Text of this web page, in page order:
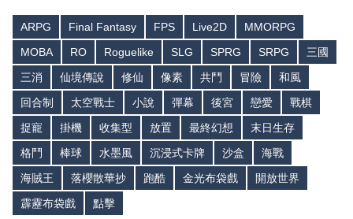
ARPG Final Fantasy FPS Live2D
MMORPG
MOBA
RO Roguelike SLG SPRG SRPG
三國
三消
仙境傳說 修仙 像素 共鬥 冒險
和風
回合制
太空戰士 小說 彈幕 後宮 戀愛
戰棋
捉寵
掛機 收集型 放置 最終幻想
末日生存
格鬥
棒球 水墨風 沉浸式卡牌 沙盒
海戰
海賊王
落櫻散華抄 跑酷 金光布袋戲
開放世界
霹靂布袋戲
點擊